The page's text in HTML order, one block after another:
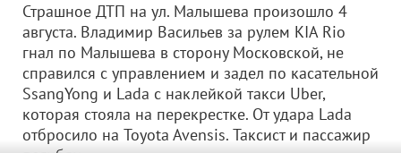
Страшное ДТП на ул. Малышева произошло 4
августа. Владимир Васильев за рулем KIA Rio
гнал по Малышева в сторону Московской, не
справился с управлением и задел по касательной
SsangYong и Lada с наклейкой такси Uber,
которая стояла на перекрестке. От удара Lada
отбросило на Toyota Avensis. Таксист и пассажир